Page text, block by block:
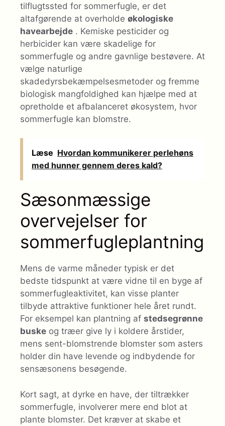
tilflugtssted for sommerfugle, er det
altafgørende at overholde økologiske
havearbejde . Kemiske pesticider og
herbicider kan være skadelige for
sommerfugle og andre gavnlige bestøvere. At
vælge naturlige
skadedyrsbekæmpelsesmetoder og fremme
biologisk mangfoldighed kan hjælpe med at
opretholde et afbalanceret økosystem, hvor
sommerfugle kan blomstre.
Læse Hvordan kommunikerer perlehøns
med hunner gennem deres kald?
Sæsonmæssige
overvejelser for
sommerfugleplantning
Mens de varme måneder typisk er det
bedste tidspunkt at være vidne til en byge af
sommerfugleaktivitet, kan visse planter
tilbyde attraktive funktioner hele året rundt.
For eksempel kan plantning af stedsegrønne
buske og træer give ly i koldere årstider,
mens sent-blomstrende blomster som asters
holder din have levende og indbydende for
sensæsonens besøgende.
Kort sagt, at dyrke en have, der tiltrækker
sommerfugle, involverer mere end blot at
plante blomster. Det kræver at skabe et